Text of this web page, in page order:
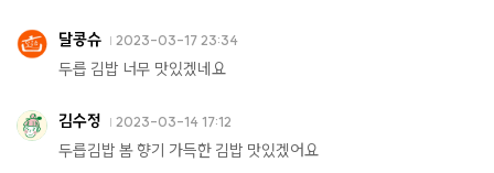
달콩슈 2023-03-17 23:34
두릅 김밥 너무 맛있겠네요
김수정 2023-03-14 17:12
두릅김밥 봄 향기 가득한 김밥 맛있겠어요